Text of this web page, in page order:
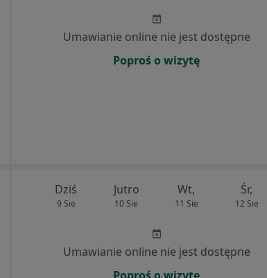
Umawianie online nie jest dostępne
Poproś o wizytę
Dziś
9 Sie
Jutro
10 Sie
Wt,
11 Sie
Śr,
12 Sie
Umawianie online nie jest dostępne